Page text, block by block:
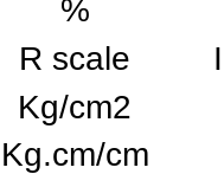
%
R scale
Kg/cm2
Kg.cm/cm